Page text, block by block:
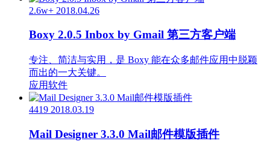
2.6w+ 2018.04.26
Boxy 2.0.5 Inbox by Gmail 第三方客户端
专注、简洁与实用，是 Boxy 能在众多邮件应用中脱颖
而出的一大关键。
应用软件
4419 2018.03.19
Mail Designer 3.3.0 Mail邮件模版插件